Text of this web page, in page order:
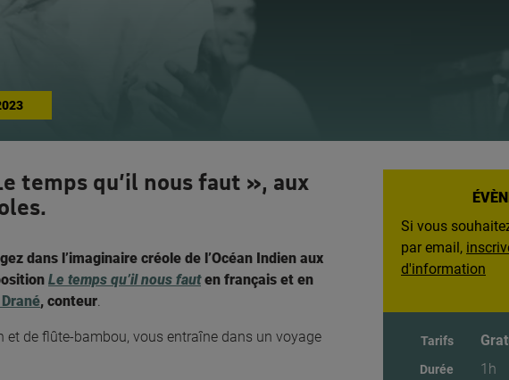
temps qu’il nous faut », aux
dans l’imaginaire créole de l’Océan Indien aux
Le temps qu’il nous faut en français et en
, conteur.
et de flûte-bambou, vous entraîne dans un voyage
Si vous
par email,
d'information
Tarifs
Durée 1h